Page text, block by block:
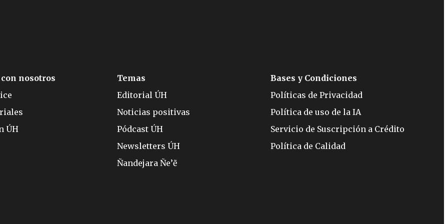
nosotros
ÚH
Temas
Editorial ÚH
Noticias positivas
Pódcast ÚH
Newsletters ÚH
Ñandejara Ñe’ẽ
Bases y Condiciones
Políticas de Privacidad
Política de uso de la IA
Servicio de Suscripción a Crédito
Política de Calidad